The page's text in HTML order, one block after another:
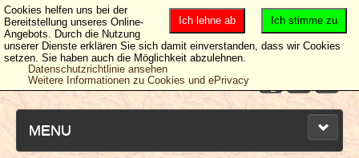
MENU
Ich stimme zu
Ich lehne ab
Cookies helfen uns bei der
Bereitstellung unseres Online-
Angebots. Durch die Nutzung
unserer Dienste erklären Sie sich damit einverstanden, dass wir Cookies
setzen. Sie haben auch die Möglichkeit abzulehnen.
Datenschutzrichtlinie ansehen
Weitere Informationen zu Cookies und ePrivacy